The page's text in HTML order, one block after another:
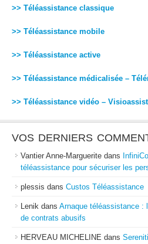
>> Téléassistance classique
>> Téléassistance mobile
>> Téléassistance active
>> Téléassistance médicalisée –
>> Téléassistance vidéo –
VOS DERNIERS
Vantier Anne-Marguerite dans
téléassistance pour sécuriser les
plessis dans Custos Téléassistance
Lenik dans Arnaque téléassistance :
de contrats abusifs
HERVEAU MICHELINE dans